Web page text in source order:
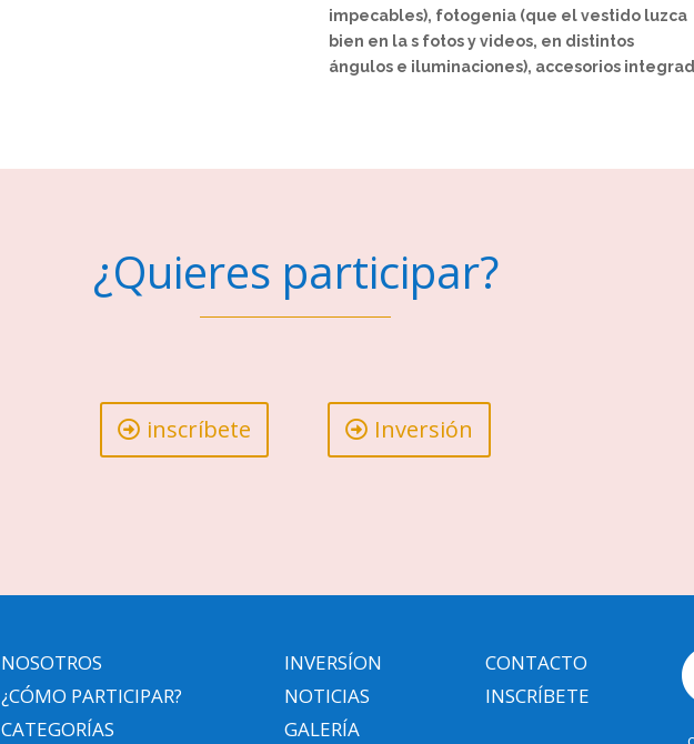
impecables), fotogenia (que el vestido luzca
bien en la s fotos y videos, en distintos
ángulos e iluminaciones), accesorios
¿Quieres participar?
inscríbete Inversión
NOSOTROS
¿CÓMO PARTICIPAR?
CATEGORÍAS
INVERSÍON
NOTICIAS
GALERÍA
CONTACTO
INSCRÍBETE